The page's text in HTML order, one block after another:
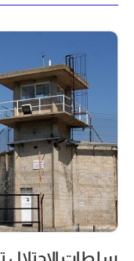
سلطات الاحتلال